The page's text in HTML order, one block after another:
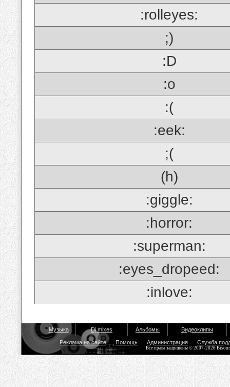
:rolleyes:
;)
:D
:o
:(
:eek:
;(
(h)
:giggle:
:horror:
:superman:
:eyes_dropeed:
:inlove:
Музыка Dj mixes Альбомы Видеоклипы
Реклама на сайте Помощь Администрация Служба
Все права защищены © 2007-2026